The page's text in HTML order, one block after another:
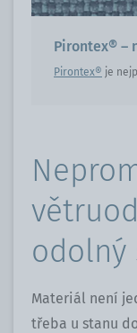
Pirontex® –
Pirontex® je
odolný
Materiál není
třeba u stanu